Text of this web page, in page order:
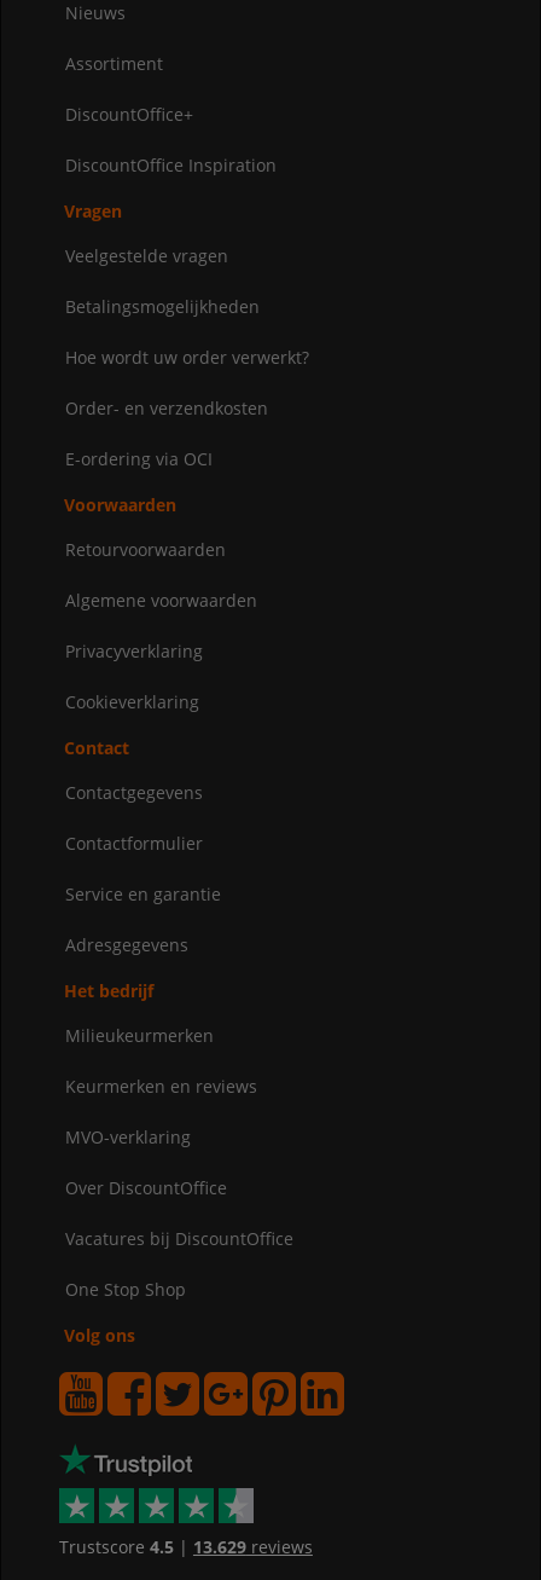
Nieuws
Assortiment
DiscountOffice+
DiscountOffice Inspiration
Vragen
Veelgestelde vragen
Betalingsmogelijkheden
Hoe wordt uw order verwerkt?
Order- en verzendkosten
E-ordering via OCI
Voorwaarden
Retourvoorwaarden
Algemene voorwaarden
Privacyverklaring
Cookieverklaring
Contact
Contactgegevens
Contactformulier
Service en garantie
Adresgegevens
Het bedrijf
Milieukeurmerken
Keurmerken en reviews
MVO-verklaring
Over DiscountOffice
Vacatures bij DiscountOffice
One Stop Shop
Volg ons
Trustscore 4.5| 13.629reviews